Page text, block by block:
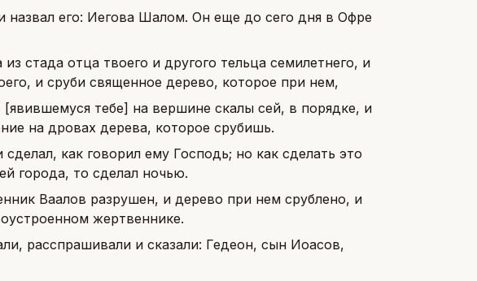
назвал его: Иегова Шалом. Он еще до сего дня в Офре
стада отца твоего и другого тельца семилетнего, и
и сруби священное дерево, которое при нем,
тебе] на вершине скалы сей, в порядке, и
на дровах дерева, которое срубишь.
как говорил ему Господь; но как сделать это
города, то сделал ночью.
Ваалов разрушен, и дерево при нем срублено, и
жертвеннике.
расспрашивали и сказали: Гедеон, сын Иоасов,